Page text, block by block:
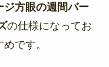
ジ方眼の週間バー
の仕様になってお
です。